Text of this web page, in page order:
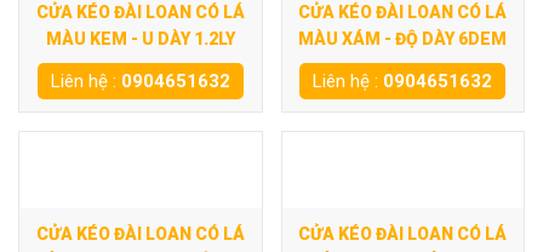
CỬA KÉO ĐÀI LOAN CÓ LÁ
MÀU KEM - U DÀY 1.2LY
Liên hệ : 0904651632
CỬA KÉO ĐÀI LOAN CÓ LÁ
MÀU XÁM - ĐỘ DÀY 6DEM
Liên hệ : 0904651632
CỬA KÉO ĐÀI LOAN CÓ LÁ
CỬA KÉO ĐÀI LOAN CÓ LÁ